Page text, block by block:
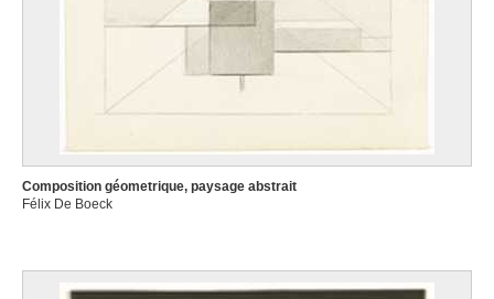
Composition géometrique, paysage abstrait
Félix De Boeck